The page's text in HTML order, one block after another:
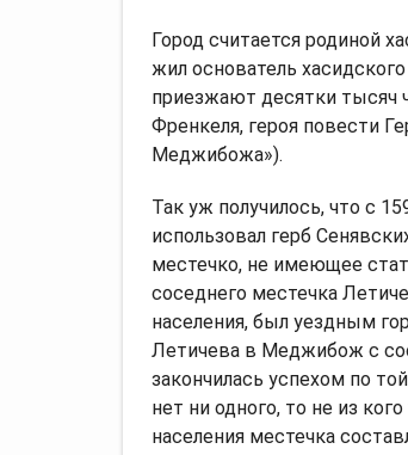
Город считается родиной
жил основатель
приезжают десятки тысяч
Френкеля, героя повести
Меджибожа»).
Так уж получилось, что с
использовал герб
местечко, не имеющее
соседнего местечка
населения, был уездным
Летичева в Меджибож с
закончилась успехом по
нет ни одного, то не из
населения местечка